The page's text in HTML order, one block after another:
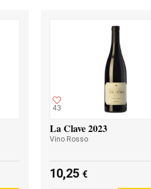
43
La Clave 2023
Vino Rosso
10,25 €